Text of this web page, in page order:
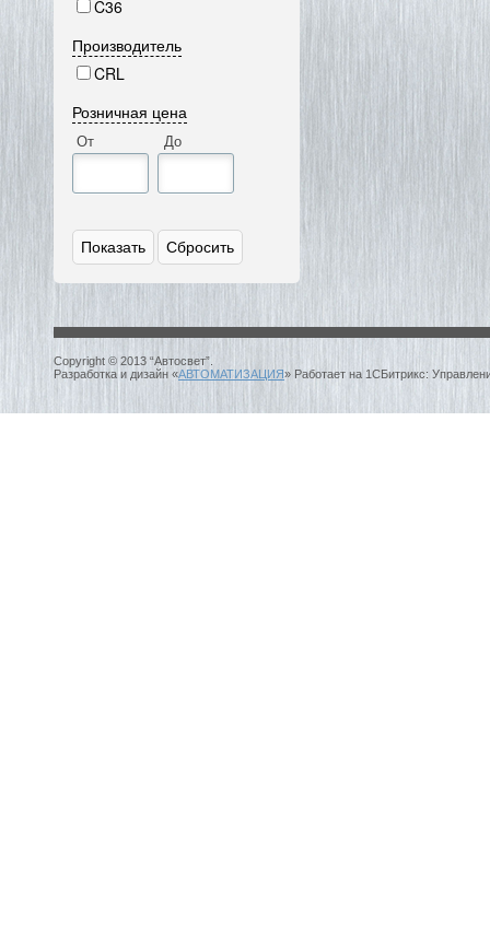
C36
Производитель
CRL
Розничная цена
От До
Copyright © 2013 “Автосвет”.
Разработка и дизайн «АВТОМАТИЗАЦИЯ» Работает на 1СБитрикс: